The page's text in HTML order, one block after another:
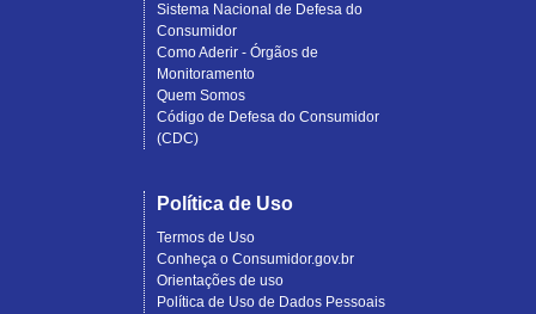
Sistema Nacional de Defesa do
Consumidor
Como Aderir - Órgãos de
Monitoramento
Quem Somos
Código de Defesa do Consumidor
(CDC)
Política de Uso
Termos de Uso
Conheça o Consumidor.gov.br
Orientações de uso
Política de Uso de Dados Pessoais